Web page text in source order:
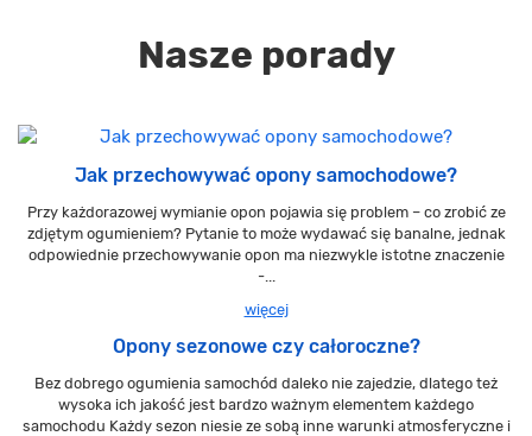
Nasze porady
Jak przechowywać opony samochodowe?
Przy każdorazowej wymianie opon pojawia się problem – co zrobić ze
zdjętym ogumieniem? Pytanie to może wydawać się banalne, jednak
odpowiednie przechowywanie opon ma niezwykle istotne znaczenie
-...
więcej
Opony sezonowe czy całoroczne?
Bez dobrego ogumienia samochód daleko nie zajedzie, dlatego też
wysoka ich jakość jest bardzo ważnym elementem każdego
samochodu Każdy sezon niesie ze sobą inne warunki atmosferyczne i